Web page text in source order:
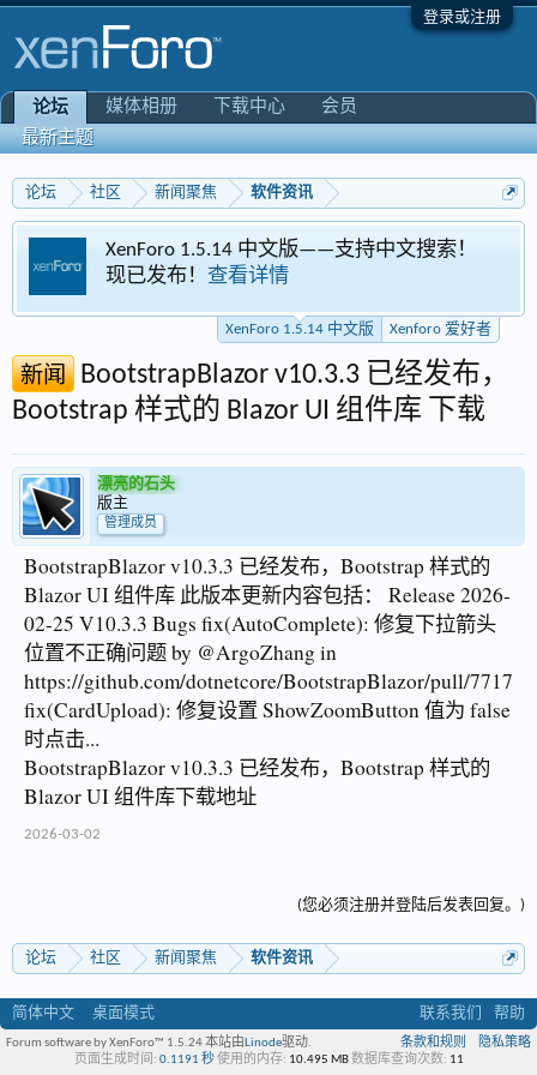
登录或注册
论坛 社区 新闻聚焦 软件资讯
XenForo 1.5.14 中文版——支持中文搜索！
现已发布！ 查看详情
XenForo 1.5.14 中文版 Xenforo 爱好者
新闻
BootstrapBlazor v10.3.3 已经发布，
Bootstrap 样式的 Blazor UI 组件库 下载
漂亮的石头
版主
管理成员
BootstrapBlazor v10.3.3 已经发布，Bootstrap 样式的
Blazor UI 组件库 此版本更新内容包括： Release 2026-
02-25 V10.3.3 Bugs fix(AutoComplete): 修复下拉箭头
位置不正确问题 by @ArgoZhang in
https://github.com/dotnetcore/BootstrapBlazor/pull/7717
fix(CardUpload): 修复设置 ShowZoomButton 值为 false
时点击...
BootstrapBlazor v10.3.3 已经发布，Bootstrap 样式的
Blazor UI 组件库下载地址
2026-03-02
(您必须注册并登陆后发表回复。)
论坛 社区 新闻聚焦 软件资讯
论坛
最新主题
媒体相册 下载中心 会员
简体中文 桌面模式 联系我们 帮助
条款和规则 隐私策略
Forum software by XenForo™ 1.5.24本站由 Linode驱动.
页面生成时间: 0.1191 秒 使用的内存: 10.495 MB 数据库查询次数: 11